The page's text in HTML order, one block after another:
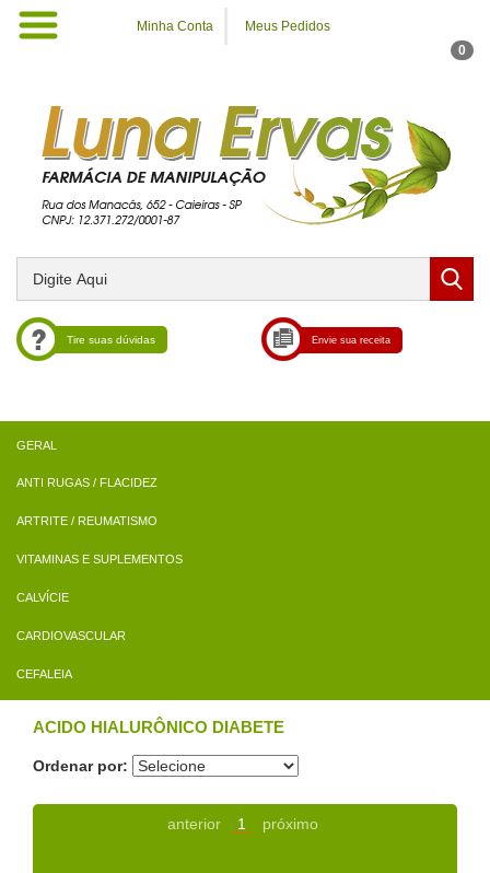
Minha Conta
Meus Pedidos
0
Tire suas dúvidas Envie sua receita
ANTI RUGAS / FLACIDEZ
ARTRITE / REUMATISMO
VITAMINAS E SUPLEMENTOS
CALVÍCIE
CARDIOVASCULAR
CEFALEIA
ACIDO HIALURÔNICO DIABETE
Ordenar por:
anterior 1 próximo